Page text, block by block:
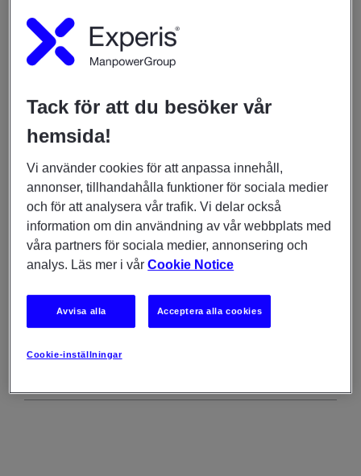
Har min ansökan kommit in?
Har mitt CV laddats upp korrekt?
jobb?
Jag vill kontakta en specifik rekryterare
hos er
min ansökan?
Kan jag skicka in en spontanansökan till
Tack för att du besöker vår
hemsida!
Vi använder cookies för att anpassa innehåll,
annonser, tillhandahålla funktioner för sociala medier
och för att analysera vår trafik. Vi delar också
information om din användning av vår webbplats med
våra partners för sociala medier, annonsering och
analys. Läs mer i vårCookie Notice
Cookie-inställningar
Avvisa alla Acceptera alla cookies